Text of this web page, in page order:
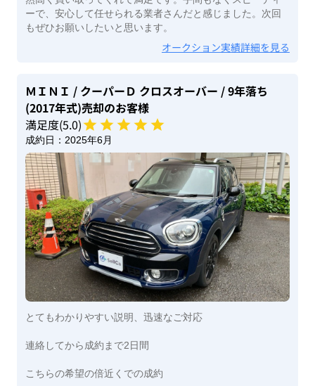
ーで、安心して任せられる業者さんだと感じました。次回
もぜひお願いしたいと思います。
オークション実績詳細を見る
ＭＩＮＩ / クーパーＤ クロスオーバー / 9年落ち
(2017年式)売却のお客様
満足度(5.0)
成約日： 2025年6月
とてもわかりやすい説明、迅速なご対応
連絡してから成約まで2日間
こちらの希望の倍近くでの成約